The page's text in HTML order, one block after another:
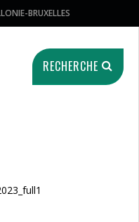
BRUXELLES
RECHERCHE